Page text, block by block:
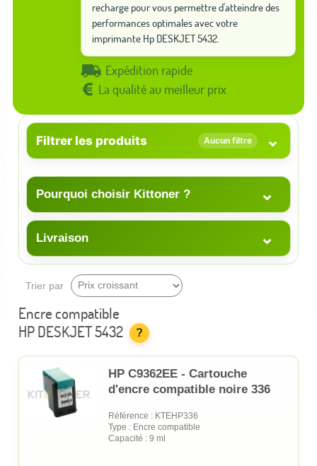
recharge pour vous permettre d'atteindre des
performances optimales avec votre
imprimante Hp DESKJET 5432.
Expédition rapide
La qualité au meilleur prix
Filtrer les produits Aucun filtre ⌄
Pourquoi choisir Kittoner ? ⌄
Livraison ⌄
Trier par
Encre compatible
HP DESKJET 5432
?
HP C9362EE - Cartouche
d'encre compatible noire 336
Référence : KTEHP336
Type : Encre compatible
Capacité : 9 ml